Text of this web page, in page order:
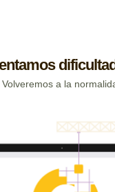
a la